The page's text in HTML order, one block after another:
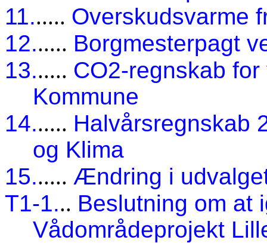
11...... Overskudsvarme
12...... Borgmesterpagt
13...... CO2-regnskab
Kommune
14...... Halvårsregnskab
og Klima
15...... Ændring i
T1-1... Beslutning om at
Vådområdeprojekt